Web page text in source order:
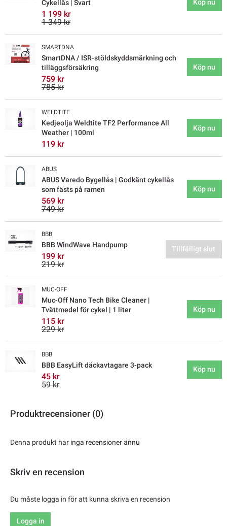
Cykellås | Svart
1 199 kr
1 349 kr
Köp nu
SMARTDNA
SmartDNA / ISR-stöldskyddsmärkning och
tilläggsförsäkring
759 kr
785 kr
Köp nu
WELDTITE
Kedjeolja Weldtite TF2 Performance All
Weather | 100ml
119 kr
Köp nu
ABUS
ABUS Varedo Bygellås | Godkänt cykellås
som fästs på ramen
569 kr
749 kr
Köp nu
BBB
BBB WindWave Handpump
199 kr
219 kr
Tillfälligt slut
MUC-OFF
Muc-Off Nano Tech Bike Cleaner |
Tvättmedel för cykel | 1 liter
115 kr
229 kr
Köp nu
BBB
BBB EasyLift däckavtagare 3-pack
45 kr
59 kr
Köp nu
Produktrecensioner (0)
Denna produkt har inga recensioner ännu
Skriv en recension
Du måste logga in för att kunna skriva en recension
Logga in